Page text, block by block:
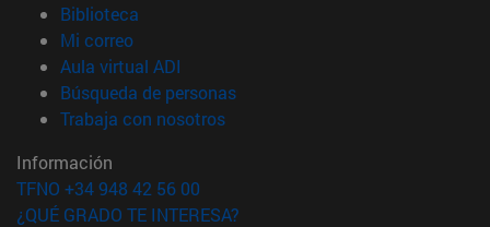
Biblioteca
Mi correo(abre en nueva ventana)
Aula virtual ADI
Búsqueda de personas(abre en nueva ventana)
Trabaja con nosotros(abre en nueva ventana)
Información
TFNO +34 948 42 56 00
¿QUÉ GRADO TE INTERESA?